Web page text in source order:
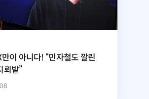
이 아니다! “민자철도 깔린
뢰밭”